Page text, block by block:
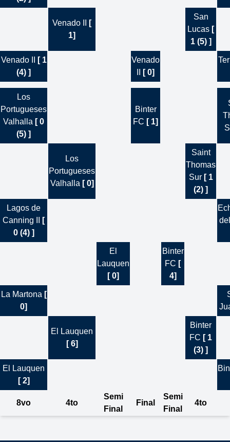
8vo 4to
Semi
Final
Final
Semi
Final
4to
Venado II
[
1]
San
Lucas [
1 (5) ]
Venado II
[ 1
(4) ]
Venado
[ 0]
Los
Portugueses
Valhalla [ 0
(5) ]
Binter
FC [ 1]
Los
Portugueses
Valhalla [ 0]
Saint
Thomas
Sur [ 1
(2) ]
Lagos de
Canning II
[
0 (4) ]
El
Lauquen
[ 0]
Binter
FC [
4]
La Martona [
0]
El Lauquen
[ 6]
Binter
FC [ 1
(3) ]
El Lauquen
[ 2]